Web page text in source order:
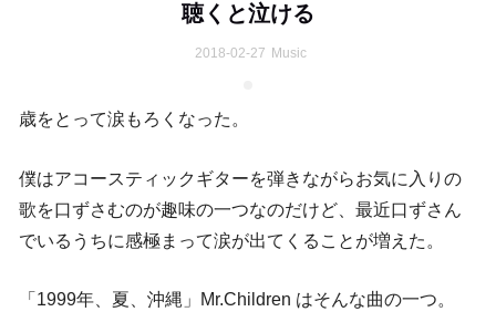
聴くと泣ける
2018-02-27 Music
歳をとって涙もろくなった。
僕はアコースティックギターを弾きながらお気に入りの
歌を口ずさむのが趣味の一つなのだけど、最近口ずさん
でいるうちに感極まって涙が出てくることが増えた。
「1999年、夏、沖縄」Mr.Children はそんな曲の一つ。